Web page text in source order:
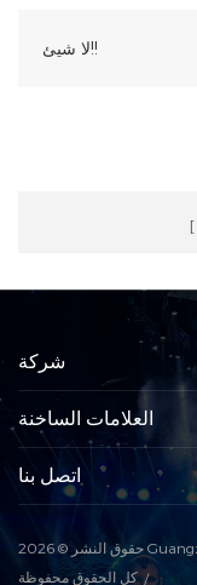
لا شيئ!!
شركة
العلامات الساخنة
اتصل بنا
حقوق النشر © 2026 Guangzhou Rainstar Photoelectric Technology Co.,Ltd
كل الحقوق محفوظة